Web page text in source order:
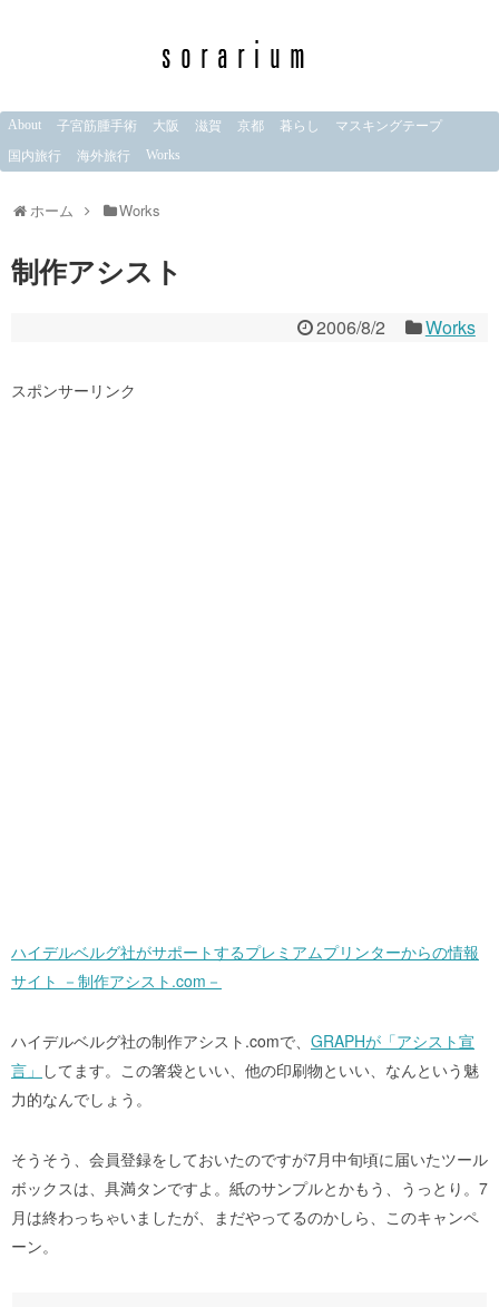
About 子宮筋腫手術 大阪 滋賀 京都 暮らし
マスキングテープ
国内旅行
海外旅行 Works
ホーム Works
制作アシスト
2006/8/2 Works
スポンサーリンク
ハイデルベルグ社がサポートするプレミアムプリンターからの情報
サイト －制作アシスト.com－
ハイデルベルグ社の制作アシスト.comで、 GRAPHが「アシスト宣
言」 してます。この箸袋といい、他の印刷物といい、なんという魅
力的なんでしょう。
そうそう、会員登録をしておいたのですが7月中旬頃に届いたツール
ボックスは、具満タンですよ。紙のサンプルとかもう、うっとり。7
月は終わっちゃいましたが、まだやってるのかしら、このキャンペ
ーン。